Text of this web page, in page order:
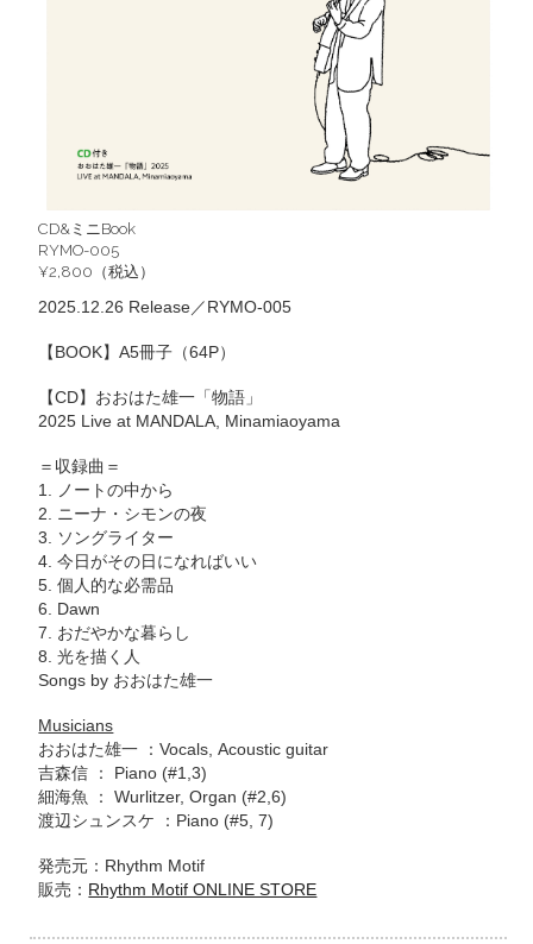
CD&ミニBook
RYMO-005
¥2,800（税込）
2025.12.26 Release／RYMO-005
【BOOK】A5冊子（64P）
【CD】おおはた雄一「物語」
2025 Live at MANDALA, Minamiaoyama
＝収録曲＝
1. ノートの中から
2. ニーナ・シモンの夜
3. ソングライター
4. 今日がその日になればいい
5. 個人的な必需品
6. Dawn
7. おだやかな暮らし
8. 光を描く人
Songs by おおはた雄一
Musicians
おおはた雄一 ：Vocals, Acoustic guitar
吉森信 ： Piano (#1,3)
細海魚 ： Wurlitzer, Organ (#2,6)
渡辺シュンスケ ：Piano (#5, 7)
発売元：Rhythm Motif
販売： Rhythm Motif ONLINE STORE